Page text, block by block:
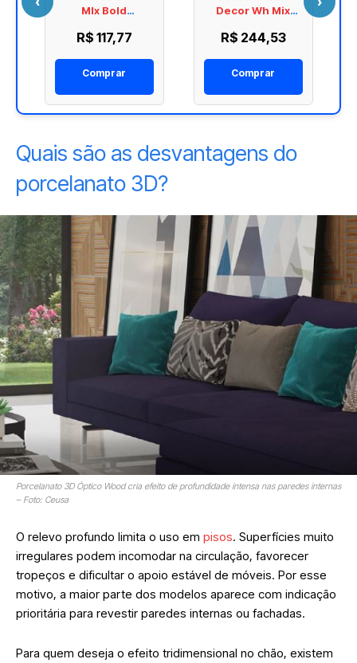
Mlx Bold
5062492A
R$ 117,77
Comprar
Decor Wh Mix
5045306A
R$ 244,53
Comprar
Quais são as desvantagens do
porcelanato 3D?
Porcelanato 3D Óptico Wood cria efeito de profundidade intensa nas paredes internas
– Foto: Ceusa
O relevo profundo limita o uso em pisos. Superfícies muito
irregulares podem incomodar na circulação, favorecer
tropeços e dificultar o apoio estável de móveis. Por esse
motivo, a maior parte dos modelos aparece com indicação
prioritária para revestir paredes internas ou fachadas.
Para quem deseja o efeito tridimensional no chão, existem